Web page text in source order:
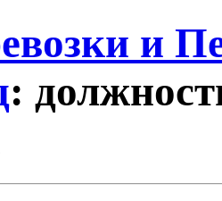
и
: